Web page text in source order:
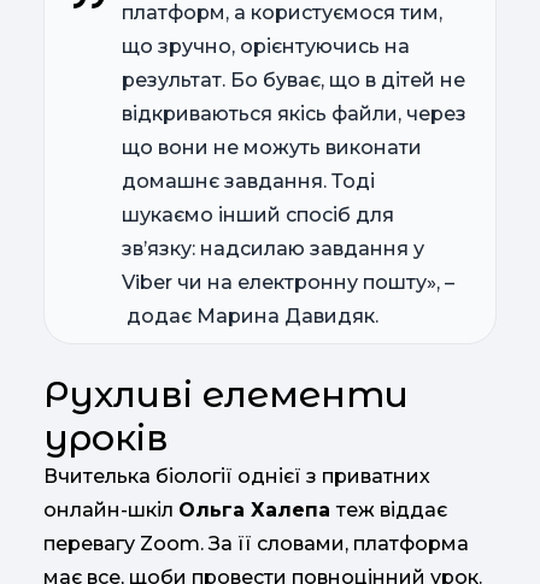
платформ, а користуємося тим,
що зручно, орієнтуючись на
результат. Бо буває, що в дітей не
відкриваються якісь файли, через
що вони не можуть виконати
домашнє завдання. Тоді
шукаємо інший спосіб для
зв’язку: надсилаю завдання у
Viber чи на електронну пошту», –
додає Марина Давидяк.
Рухливі елементи
уроків
Вчителька біології однієї з приватних
онлайн-шкіл Ольга Халепатеж віддає
перевагу Zoom. За її словами, платформа
має все, щоби провести повноцінний урок.